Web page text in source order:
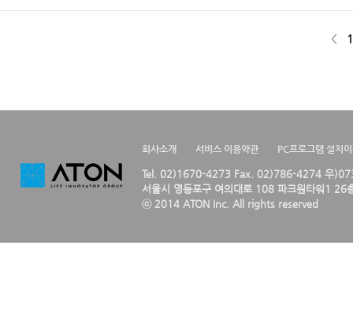
< 1
회사소개 서비스 이용약관 PC프로그램 설치
Tel. 02)1670-4273 Fax. 02)786-4274 우
서울시 영등포구 여의대로 108 파크원타워1 26
ⓒ 2014 ATON Inc. All rights reserved